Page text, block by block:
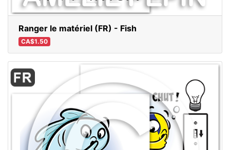
Ranger le matériel (FR) - Fish
CA$1.50